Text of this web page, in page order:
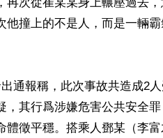
他撞上的不是人，而是一輛
通報稱，此次事故共造成2
，其行爲涉嫌危害公共安全
體徵平穩。搭乘人鄧某（李